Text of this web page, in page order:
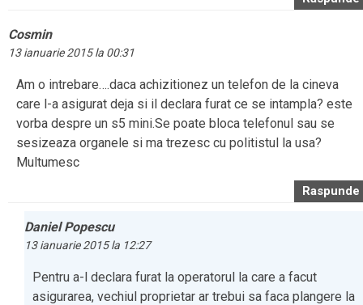
Cosmin
13 ianuarie 2015 la 00:31
Am o intrebare….daca achizitionez un telefon de la cineva
care l-a asigurat deja si il declara furat ce se intampla? este
vorba despre un s5 mini.Se poate bloca telefonul sau se
sesizeaza organele si ma trezesc cu politistul la usa?
Multumesc
Raspunde
Daniel Popescu
13 ianuarie 2015 la 12:27
Pentru a-l declara furat la operatorul la care a facut
asigurarea, vechiul proprietar ar trebui sa faca plangere la